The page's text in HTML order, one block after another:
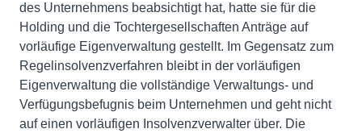
des Unternehmens beabsichtigt hat, hatte sie für die
Holding und die Tochtergesellschaften Anträge auf
vorläufige Eigenverwaltung gestellt. Im Gegensatz zum
Regelinsolvenzverfahren bleibt in der vorläufigen
Eigenverwaltung die vollständige Verwaltungs- und
Verfügungsbefugnis beim Unternehmen und geht nicht
auf einen vorläufigen Insolvenzverwalter über. Die